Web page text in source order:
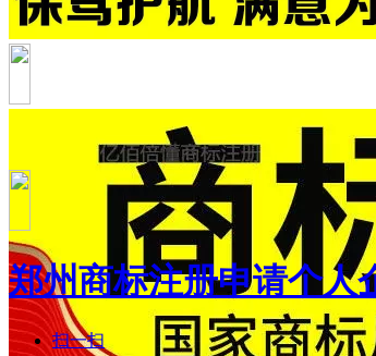
郑州商标注册申请个人
扫一扫